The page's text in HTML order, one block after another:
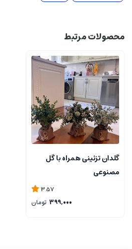
محصولات مرتبط
گلدان تزئینی همراه با گل
مصنوعی
3.57
399,000 تومان